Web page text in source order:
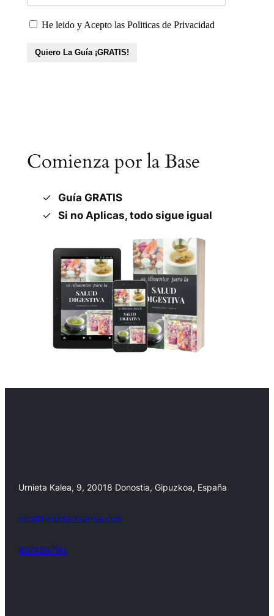
Comienza por la Base
Guía GRATIS
Si no Aplicas, todo sigue igual
Urnieta Kalea, 9, 20018 Donostia, Gipuzkoa, España
info@herbolariolarrea.com
607469790